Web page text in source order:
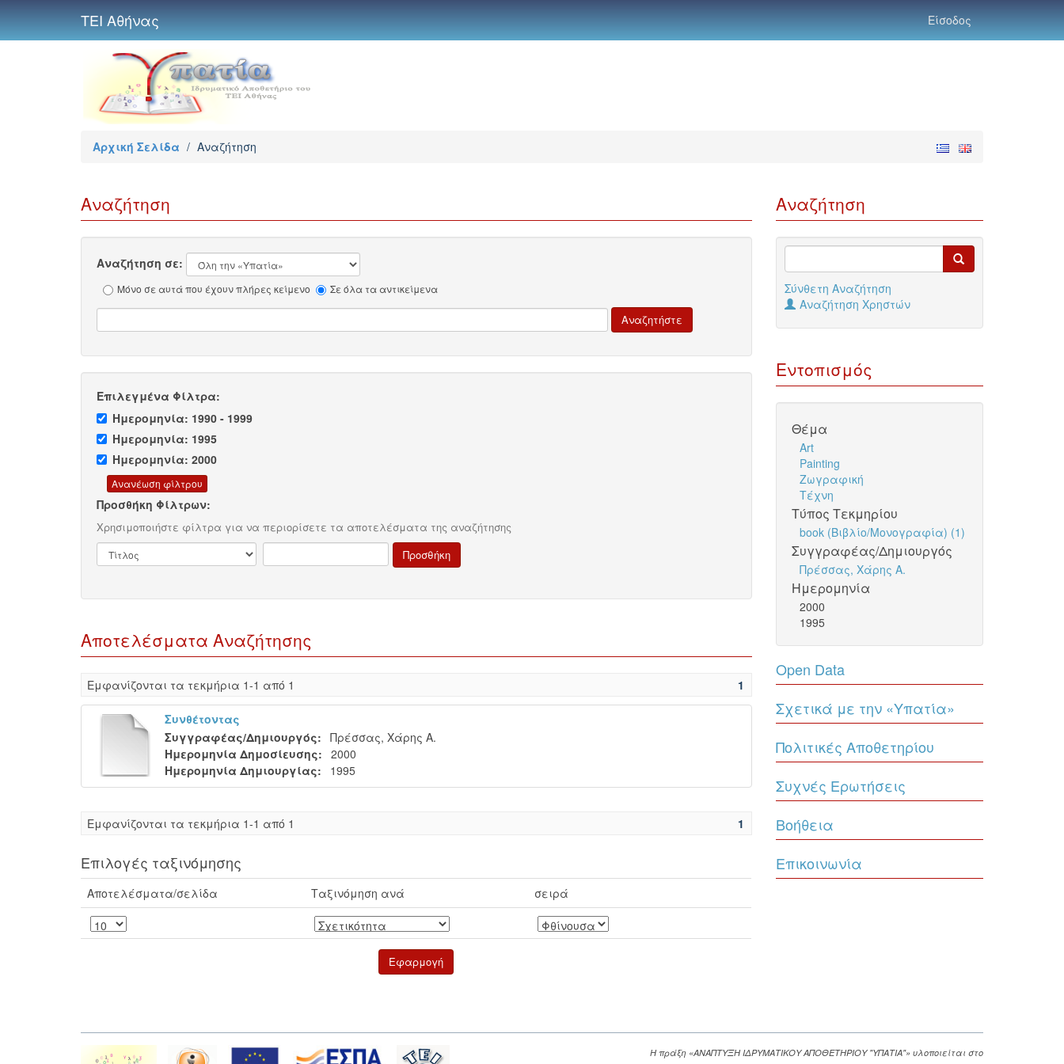
ΤΕΙ Αθήνας Είσοδος
Αρχική Σελίδα / Αναζήτηση
Αναζήτηση
Αναζήτηση σε:
Μόνο σε αυτά που έχουν πλήρες κείμενο Σε όλα τα αντικείμενα
Επιλεγμένα Φίλτρα:
Ημερομηνία: 1990 - 1999
Ημερομηνία: 1995
Ημερομηνία: 2000
Προσθήκη Φίλτρων:
Χρησιμοποιήστε φίλτρα για να περιορίσετε τα αποτελέσματα της αναζήτησης
Αποτελέσματα Αναζήτησης
Eμφανίζονται τα τεκμήρια 1-1 από 1 1
Συνθέτοντας
Συγγραφέας/Δημιουργός: Πρέσσας, Χάρης Α.
Ημερομηνία Δημοσίευσης: 2000
Ημερομηνία Δημιουργίας:
1995
Eμφανίζονται τα τεκμήρια 1-1 από 1 1
Επιλογές ταξινόμησης
Αποτελέσματα/σελίδα Ταξινόμηση ανά σειρά
Αναζήτηση
Σύνθετη Αναζήτηση
Αναζήτηση Χρηστών
Εντοπισμός
Θέμα
Art
Painting
Ζωγραφική
Τέχνη
Τύπος Τεκμηρίου
book (Βιβλίο/Μονογραφία) (1)
Συγγραφέας/Δημιουργός
Πρέσσας, Χάρης Α.
Ημερομηνία
2000
1995
Open Data
Σχετικά με την «Υπατία»
Πολιτικές Αποθετηρίου
Συχνές Ερωτήσεις
Βοήθεια
Επικοινωνία
Η πράξη «ΑΝΑΠΤΥΞΗ ΙΔΡΥΜΑΤΙΚΟΥ ΑΠΟΘΕΤΗΡΙΟΥ "ΥΠΑΤΙΑ"» υλοποιείται στο